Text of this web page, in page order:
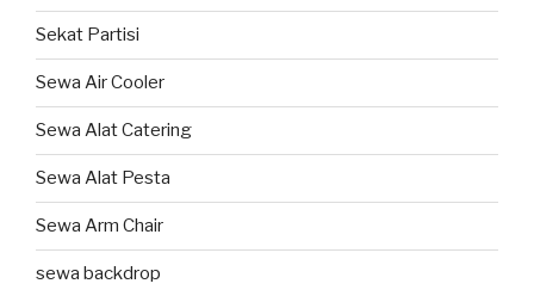
Sekat Partisi
Sewa Air Cooler
Sewa Alat Catering
Sewa Alat Pesta
Sewa Arm Chair
sewa backdrop